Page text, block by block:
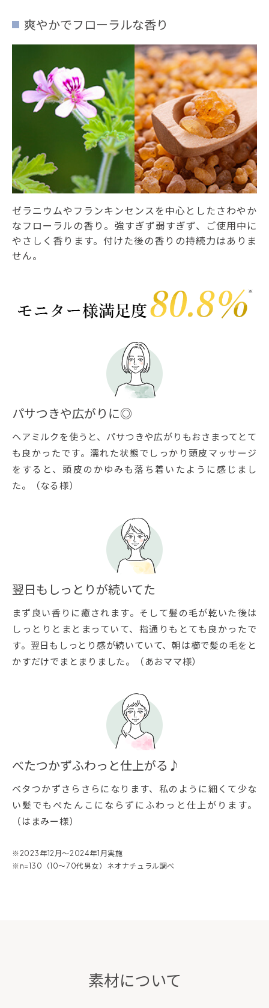
爽やかでフローラルな香り
ゼラニウムやフランキンセンスを中心としたさわやか
なフローラルの香り。強すぎず弱すぎず、ご使用中に
やさしく香ります。付けた後の香りの持続力はありま
せん。
パサつきや広がりに◎
ヘアミルクを使うと、パサつきや広がりもおさまってとて
も良かったです。濡れた状態でしっかり頭皮マッサージ
をすると、頭皮のかゆみも落ち着いたように感じまし
た。（なる様）
翌日もしっとりが続いてた
まず良い香りに癒されます。そして髪の毛が乾いた後は
しっとりとまとまっていて、指通りもとても良かったで
す。翌日もしっとり感が続いていて、朝は櫛で髪の毛をと
かすだけでまとまりました。（あおママ様）
べたつかずふわっと仕上がる♪
ベタつかずさらさらになります、私のように細くて少な
い髪でもぺたんこにならずにふわっと仕上がります。
（はまみー様）
※2023年12月～2024年1月実施
※n=130（10～70代男女）ネオナチュラル調べ
素材について